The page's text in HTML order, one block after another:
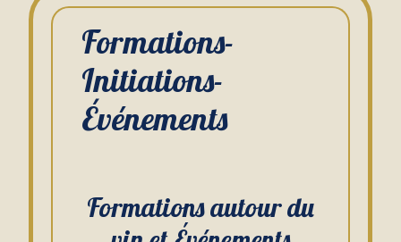
Formations-
Initiations-
Événements
Formations autour du